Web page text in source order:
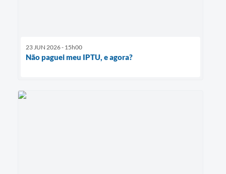
23 JUN 2026 - 15h00
Não paguei meu IPTU, e agora?